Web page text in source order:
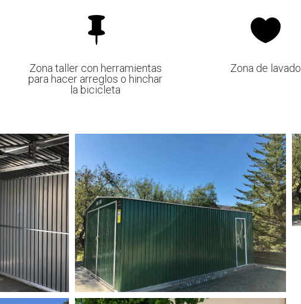

Zona taller con herramientas
para hacer arreglos o hinchar
la bicicleta

Zona de lavado